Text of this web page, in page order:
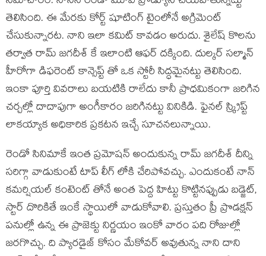
తెలిసింది. ఈ మేరకు కోర్ట్ షూటింగ్ టైంలోనే అగ్రిమెంట్
చేసుకున్నారట. నాని ఇలా కమిట్ కావడం అరుదు. శైలేష్ కొలను
తర్వాత రామ్ జగదీశ్ కే ఇలాంటి ఆఫర్ దక్కింది. దుల్కర్ సల్మాన్
హీరోగా డిఫరెంట్ కాన్సెప్ట్ తో ఒక స్టోరీ సిద్ధమైనట్టు తెలిసింది.
ఇంకా పూర్తి వివరాలు బయటికి రాలేదు కానీ ప్రాధమికంగా జరిగిన
చర్చల్లో దాదాపుగా అంగీకారం జరిగినట్టు వినికిడి. ఫైనల్ స్క్రిప్ట్
లాకయ్యాక అధికారిక ప్రకటన ఇచ్చే సూచనలున్నాయి.
రెండో సినిమాకే ఇంత ప్రమోషన్ అందుకున్న రామ్ జగదీశ్ దీన్ని
సరిగ్గా వాడుకుంటే టాప్ లీగ్ లోకి చేరిపోవచ్చు. ఎందుకంటే నాన్
కమర్షియల్ కంటెంట్ తోనే అంత పెద్ద హిట్టు కొట్టినప్పుడు బడ్జెట్,
స్టార్ దొరికితే ఇంకే స్థాయిలో వాడుకోవాలి. ప్రస్తుతం ప్రీ ప్రొడక్షన్
పనుల్లో ఉన్న ఈ ప్రాజెక్టు నిర్ణయం ఇంకో వారం పది రోజుల్లో
జరగొచ్చు. ది ప్యారడైజ్ కోసం మేకోవర్ అవుతున్న నాని దాని